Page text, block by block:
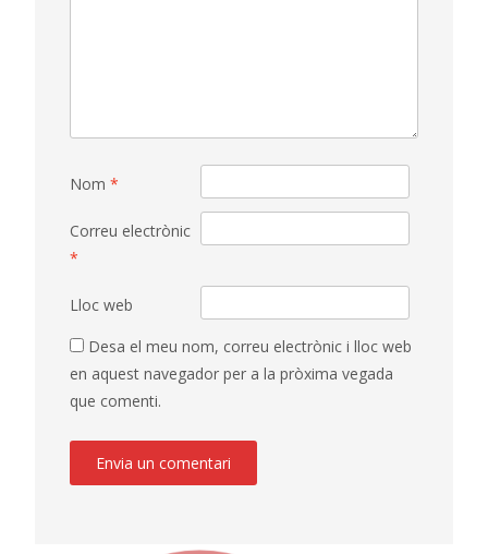
Nom *
Correu electrònic
*
Lloc web
Desa el meu nom, correu electrònic i lloc web
en aquest navegador per a la pròxima vegada
que comenti.